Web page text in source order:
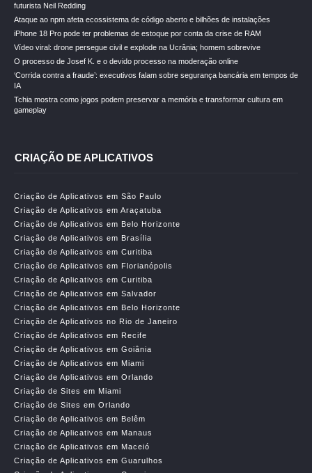
futurista Neil Redding
Ataque ao npm afeta ecossistema de código aberto e bilhões de instalações
iPhone 18 Pro pode ter problemas de estoque por conta da crise de RAM
Vídeo viral: drone persegue civil e explode na Ucrânia; homem sobrevive
O processo de Josef K. e o devido processo na moderação online
‘Corrida contra a fraude’: executivos falam sobre segurança bancária em tempos de
IA
Tchia mostra como jogos podem preservar a memória e transformar cultura em
gameplay
CRIAÇÃO DE APLICATIVOS
Criação de Aplicativos em São Paulo
Criação de Aplicativos em Araçatuba
Criação de Aplicativos em Belo Horizonte
Criação de Aplicativos em Brasília
Criação de Aplicativos em Curitiba
Criação de Aplicativos em Florianópolis
Criação de Aplicativos em Curitiba
Criação de Aplicativos em Salvador
Criação de Aplicativos em Belo Horizonte
Criação de Aplicativos no Rio de Janeiro
Criação de Aplicativos em Recife
Criação de Aplicativos em Goiânia
Criação de Aplicativos em Miami
Criação de Aplicativos em Orlando
Criação de Sites em Miami
Criação de Sites em Orlando
Criação de Aplicativos em Belêm
Criação de Aplicativos em Manaus
Criação de Aplicativos em Maceió
Criação de Aplicativos em Guarulhos